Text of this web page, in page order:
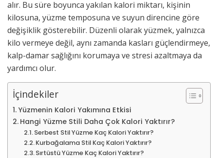
alır. Bu süre boyunca yakılan kalori miktarı, kişinin
kilosuna, yüzme temposuna ve suyun direncine göre
değişiklik gösterebilir. Düzenli olarak yüzmek, yalnızca
kilo vermeye değil, aynı zamanda kasları güçlendirmeye,
kalp-damar sağlığını korumaya ve stresi azaltmaya da
yardımcı olur.
İçindekiler
Yüzmenin Kalori Yakımına Etkisi
Hangi Yüzme Stili Daha Çok Kalori Yaktırır?
Serbest Stil Yüzme Kaç Kalori Yaktırır?
Kurbağalama Stil Kaç Kalori Yaktırır?
Sırtüstü Yüzme Kaç Kalori Yaktırır?